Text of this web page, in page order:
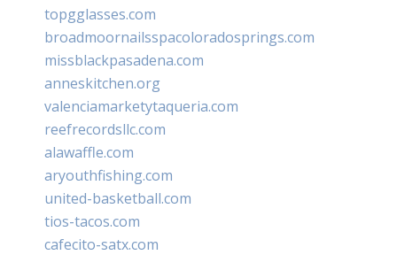
topgglasses.com
broadmoornailsspacoloradosprings.com
missblackpasadena.com
anneskitchen.org
valenciamarketytaqueria.com
reefrecordsllc.com
alawaffle.com
aryouthfishing.com
united-basketball.com
tios-tacos.com
cafecito-satx.com